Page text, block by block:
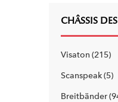
CHÂSSIS
Visaton 215
Scanspeak 5
Breitbänder